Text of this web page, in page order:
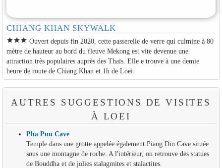
CHIANG KHAN SKYWALK
starstarstar Ouvert depuis fin 2020, cette passerelle de verre qui culmine à 80
mètre de hauteur au bord du fleuve Mekong est vite devenue une
attraction très populaires auprès des Thaïs. Elle e trouve à une demie
heure de route de Chiang Khan et 1h de Loei.
AUTRES SUGGESTIONS DE VISITES
À LOEI
Pha Puu Cave
Temple dans une grotte appelée également Piang Din Cave située
sous une montagne de roche. A l'intérieur, on retrouve des statues
de Bouddha et de jolies stalagmites et stalactites.